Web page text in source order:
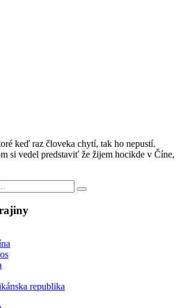
keď raz človeka chytí, tak ho nepustí.
si vedel predstaviť že žijem hocikde v Číne,
republika